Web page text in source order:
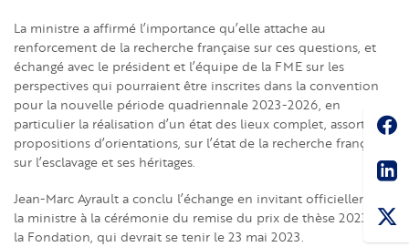
La ministre a affirmé l’importance qu’elle attache au
renforcement de la recherche française sur ces questions, et
échangé avec le président et l’équipe de la FME sur les
perspectives qui pourraient être inscrites dans la convention
pour la nouvelle période quadriennale 2023-2026, en
particulier la réalisation d’un état des lieux complet, assorti de
propositions d’orientations, sur l’état de la recherche française
sur l’esclavage et ses héritages.
Jean-Marc Ayrault a conclu l’échange en invitant officiellement
la ministre à la cérémonie du remise du prix de thèse 2023 de
la Fondation, qui devrait se tenir le 23 mai 2023.